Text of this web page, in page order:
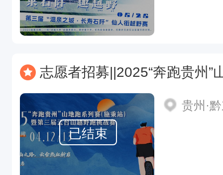
志愿者招募||2025“奔跑贵州”山地跑系列赛（施秉
已结束
贵州·